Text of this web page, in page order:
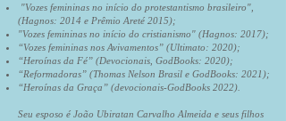
"Vozes femininas no início do protestantismo brasileiro",
(Hagnos: 2014 e Prêmio Areté 2015);
"Vozes femininas no início do cristianismo" (Hagnos: 2017);
“Vozes femininas nos Avivamentos” (Ultimato: 2020);
“Heroínas da Fé” (Devocionais, GodBooks: 2020);
“Reformadoras” (Thomas Nelson Brasil e GodBooks: 2021);
“Heroínas da Graça” (devocionais-GodBooks 2022).
Seu esposo é João Ubiratan Carvalho Almeida e seus filhos